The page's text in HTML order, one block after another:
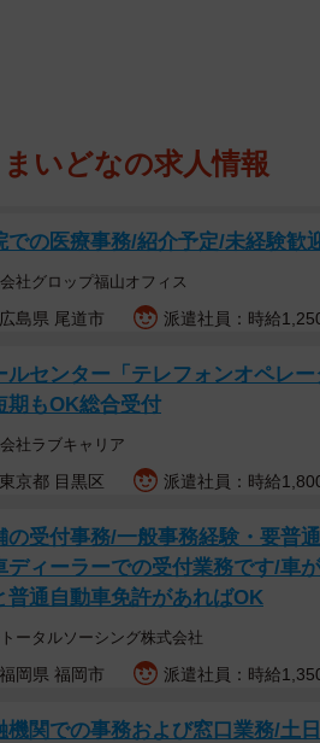
まいどなの求人情報
での医療事務/紹介予定/未経験歓
社グロップ福山オフィス
広島県 尾道市 派遣社員：時給
ルセンター「テレフォンオペレ
期もOK総合受付
社ラブキャリア
東京都 目黒区 派遣社員：時給
の受付事務/一般事務経験・要普
ディーラーでの受付業務です/車
普通自動車免許があればOK
ータルソーシング株式会社
福岡県 福岡市 派遣社員：時給
機関での事務および窓口業務/土